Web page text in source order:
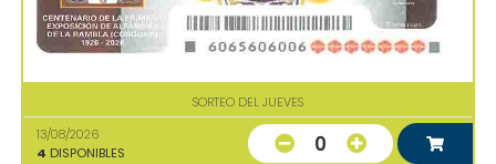
SORTEO DEL JUEVES
13/08/2026
4 DISPONIBLES 0